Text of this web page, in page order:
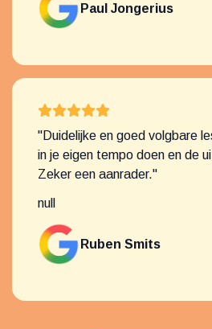
Paul Jongerius
"Duidelijke en goed volgbare
in je eigen tempo doen en de
Zeker een aanrader."
null
Ruben Smits